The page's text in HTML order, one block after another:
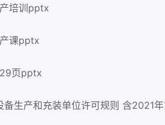
培训pptx
课pptx
页pptx
生产和充装单位许可规则 含2021